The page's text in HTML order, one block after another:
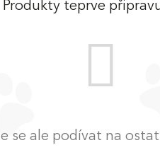
Produkty teprve
se ale podívat na